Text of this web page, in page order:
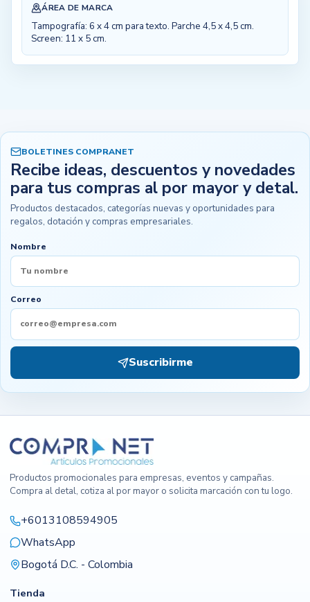
ÁREA DE MARCA
Tampografía: 6 x 4 cm para texto. Parche 4,5 x 4,5 cm.
Screen: 11 x 5 cm.
BOLETINES COMPRANET
Recibe ideas, descuentos y novedades
para tus compras al por mayor y detal.
Productos destacados, categorías nuevas y oportunidades para
regalos, dotación y compras empresariales.
Nombre
Correo
Suscribirme
Productos promocionales para empresas, eventos y campañas.
Compra al detal, cotiza al por mayor o solicita marcación con tu logo.
+6013108594905
WhatsApp
Bogotá D.C. - Colombia
Tienda